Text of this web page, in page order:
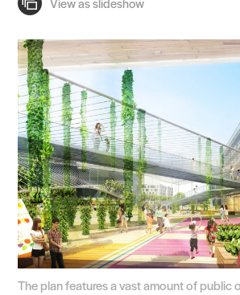
The plan features a vast amount of public